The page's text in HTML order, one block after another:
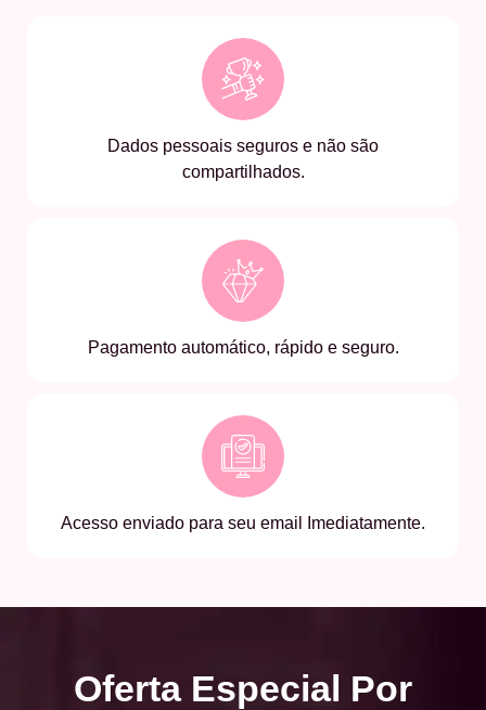
Dados pessoais seguros e não são
compartilhados.
Pagamento automático, rápido e seguro.
Acesso enviado para seu email Imediatamente.
Oferta Especial Por